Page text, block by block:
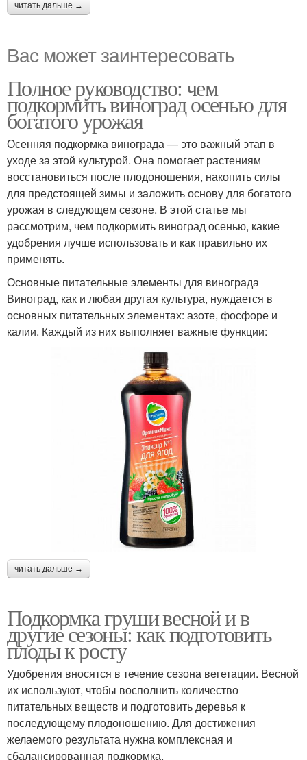
читать дальше →
Вас может заинтересовать
Полное руководство: чем
подкормить виноград осенью для
богатого урожая
Осенняя подкормка винограда — это важный этап в
уходе за этой культурой. Она помогает растениям
восстановиться после плодоношения, накопить силы
для предстоящей зимы и заложить основу для богатого
урожая в следующем сезоне. В этой статье мы
рассмотрим, чем подкормить виноград осенью, какие
удобрения лучше использовать и как правильно их
применять.
Основные питательные элементы для винограда
Виноград, как и любая другая культура, нуждается в
основных питательных элементах: азоте, фосфоре и
калии. Каждый из них выполняет важные функции:
читать дальше →
Подкормка груши весной и в
другие сезоны: как подготовить
плоды к росту
Удобрения вносятся в течение сезона вегетации. Весной
их используют, чтобы восполнить количество
питательных веществ и подготовить деревья к
последующему плодоношению. Для достижения
желаемого результата нужна комплексная и
сбалансированная подкормка.